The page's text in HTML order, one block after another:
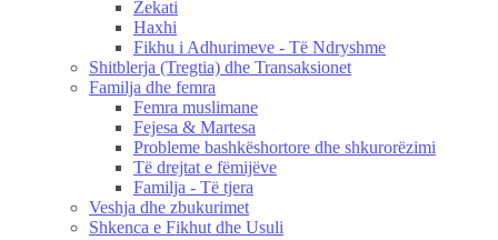
Zekati
Haxhi
Fikhu i Adhurimeve - Të Ndryshme
Shitblerja (Tregtia) dhe Transaksionet
Familja dhe femra
Femra muslimane
Fejesa & Martesa
Probleme bashkëshortore dhe shkurorëzimi
Të drejtat e fëmijëve
Familja - Të tjera
Veshja dhe zbukurimet
Shkenca e Fikhut dhe Usuli